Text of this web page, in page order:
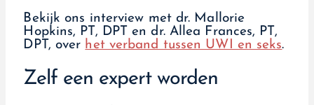
Bekijk ons interview met dr. Mallorie
Hopkins, PT, DPT en dr. Allea Frances, PT,
DPT, over het verband tussen UWI en seks.
Zelf een expert worden